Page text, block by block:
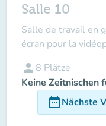
Salle 10
Salle de travail en
écran pour la
person 8 Plätze
Keine Zeitnischen
date_rangeNächste